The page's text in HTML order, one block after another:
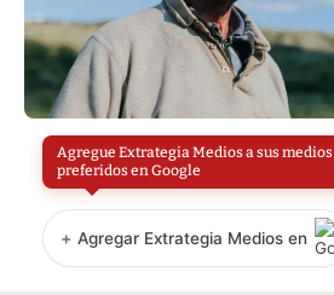
Agregue Extrategia Medios a sus medios
preferidos en Google
+ Agregar Extrategia Medios en